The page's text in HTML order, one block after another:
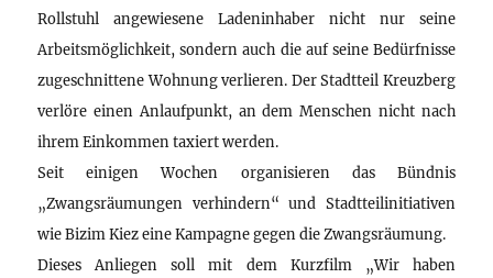
Rollstuhl angewiesene Ladeninhaber nicht nur seine
Arbeitsmöglichkeit, sondern auch die auf seine Bedürfnisse
zugeschnittene Wohnung verlieren. Der Stadtteil Kreuzberg
verlöre einen Anlaufpunkt, an dem Menschen nicht nach
ihrem Einkommen taxiert werden.
Seit einigen Wochen organisieren das Bündnis
„Zwangsräumungen verhindern“ und Stadtteilinitiativen
wie Bizim Kiez eine Kampagne gegen die Zwangsräumung.
Dieses Anliegen soll mit dem Kurzfilm „Wir haben